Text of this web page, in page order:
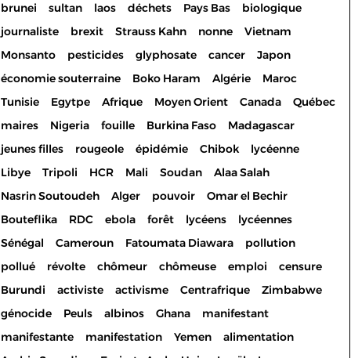
brunei
sultan laos déchets Pays Bas
biologique
journaliste
brexit Strauss Kahn nonne
Vietnam
Monsanto
pesticides glyphosate cancer
Japon
économie souterraine
Boko Haram Algérie
Maroc
Tunisie
Egytpe Afrique Moyen Orient Canada
Québec
maires
Nigeria fouille Burkina Faso
Madagascar
jeunes filles
rougeole épidémie Chibok
lycéenne
Libye
Tripoli HCR Mali Soudan
Alaa Salah
Nasrin Soutoudeh
Alger pouvoir
Omar el Bechir
Bouteflika
RDC ebola forêt lycéens
lycéennes
Sénégal
Cameroun Fatoumata Diawara
pollution
pollué
révolte chômeur chômeuse emploi
censure
Burundi
activiste activisme Centrafrique
Zimbabwe
génocide
Peuls albinos Ghana
manifestant
manifestante
manifestation Yemen
alimentation